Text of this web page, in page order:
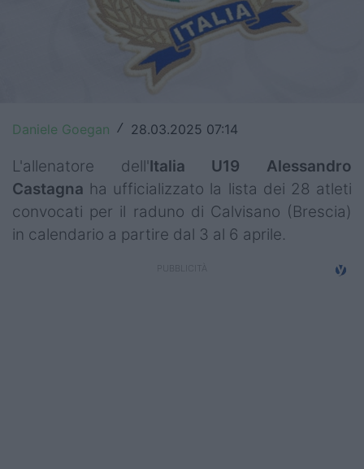
Premiership
Champions Cup
Super Rugby
Rugby in TV
Daniele Goegan / 28.03.2025 07:14
L'allenatore dell'Italia U19
Alessandro
Castagna ha ufficializzato la lista dei 28 atleti
convocati per il raduno di Calvisano (Brescia)
in calendario a partire dal 3 al 6 aprile.